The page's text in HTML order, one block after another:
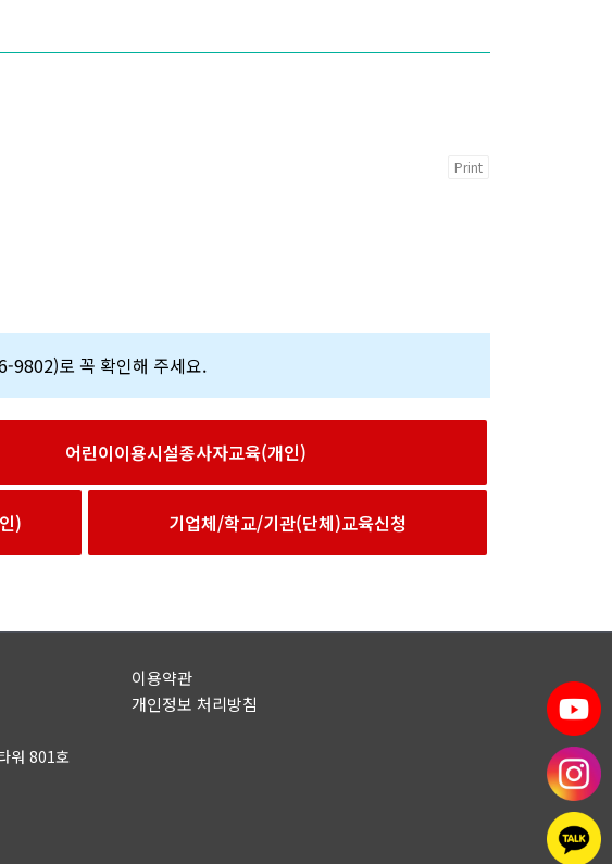
Print
9802)로 꼭 확인해 주세요.
어린이이용시설종사자교육(개인)
) 기업체/학교/기관(단체)교육신청
워 801호
이용약관
개인정보 처리방침